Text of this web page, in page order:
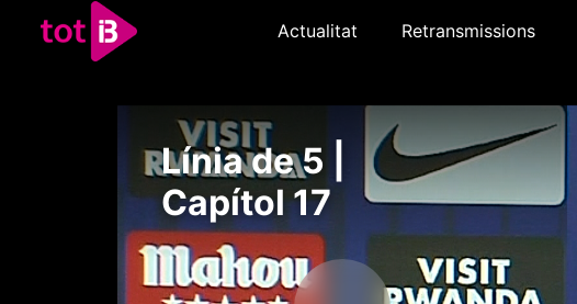
Actualitat Retransmissions
Línia de 5 |
Capítol 17